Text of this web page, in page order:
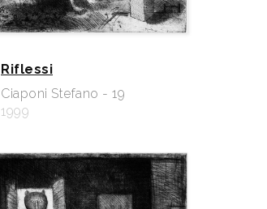
Riflessi
Ciaponi Stefano - 19
1999